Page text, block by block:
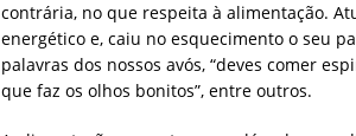
contrária, no que respeita à alimentação.
energético e, caiu no esquecimento o seu
palavras dos nossos avós, “deves comer
que faz os olhos bonitos”, entre outros.